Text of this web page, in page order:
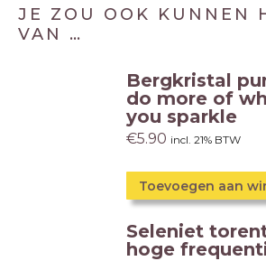
JE ZOU OOK KUNNEN
VAN …
Bergkristal
do more of
you sparkle
€5.90 incl. 21% BTW
Toevoegen aan
Seleniet
hoge